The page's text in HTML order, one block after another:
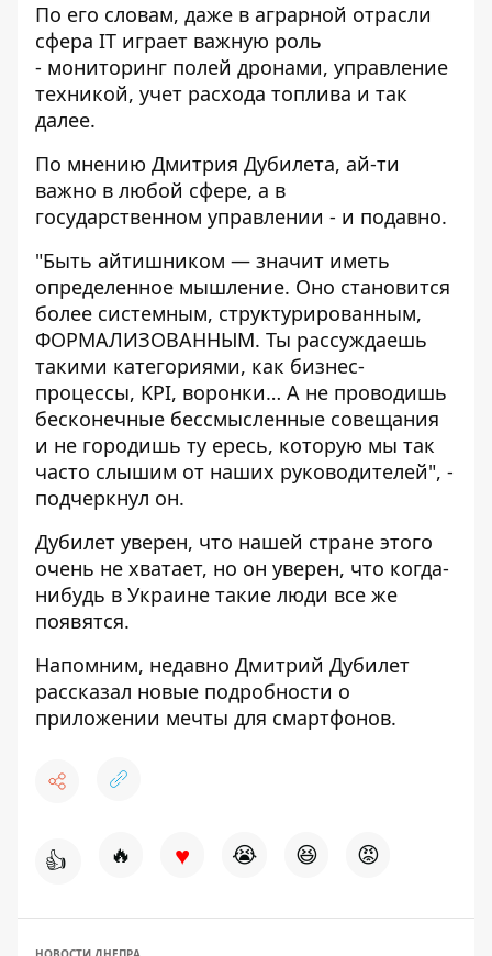
По его словам, даже в аграрной отрасли
сфера IT играет важную роль
- мониторинг полей дронами, управление
техникой, учет расхода топлива и так
далее.
По мнению Дмитрия Дубилета, ай-ти
важно в любой сфере, а в
государственном управлении - и подавно.
"Быть айтишником — значит иметь
определенное мышление. Оно становится
более системным, структурированным,
ФОРМАЛИЗОВАННЫМ. Ты рассуждаешь
такими категориями, как бизнес-
процессы, KPI, воронки… А не проводишь
бесконечные бессмысленные совещания
и не городишь ту ересь, которую мы так
часто слышим от наших руководителей", -
подчеркнул он.
Дубилет уверен, что нашей стране этого
очень не хватает, но он уверен, что когда-
нибудь в Украине такие люди все же
появятся.
Напомним, недавно Дмитрий Дубилет
рассказал новые подробности о
приложении мечты для смартфонов.
👍 🔥 ♥ 😭 😆 😡